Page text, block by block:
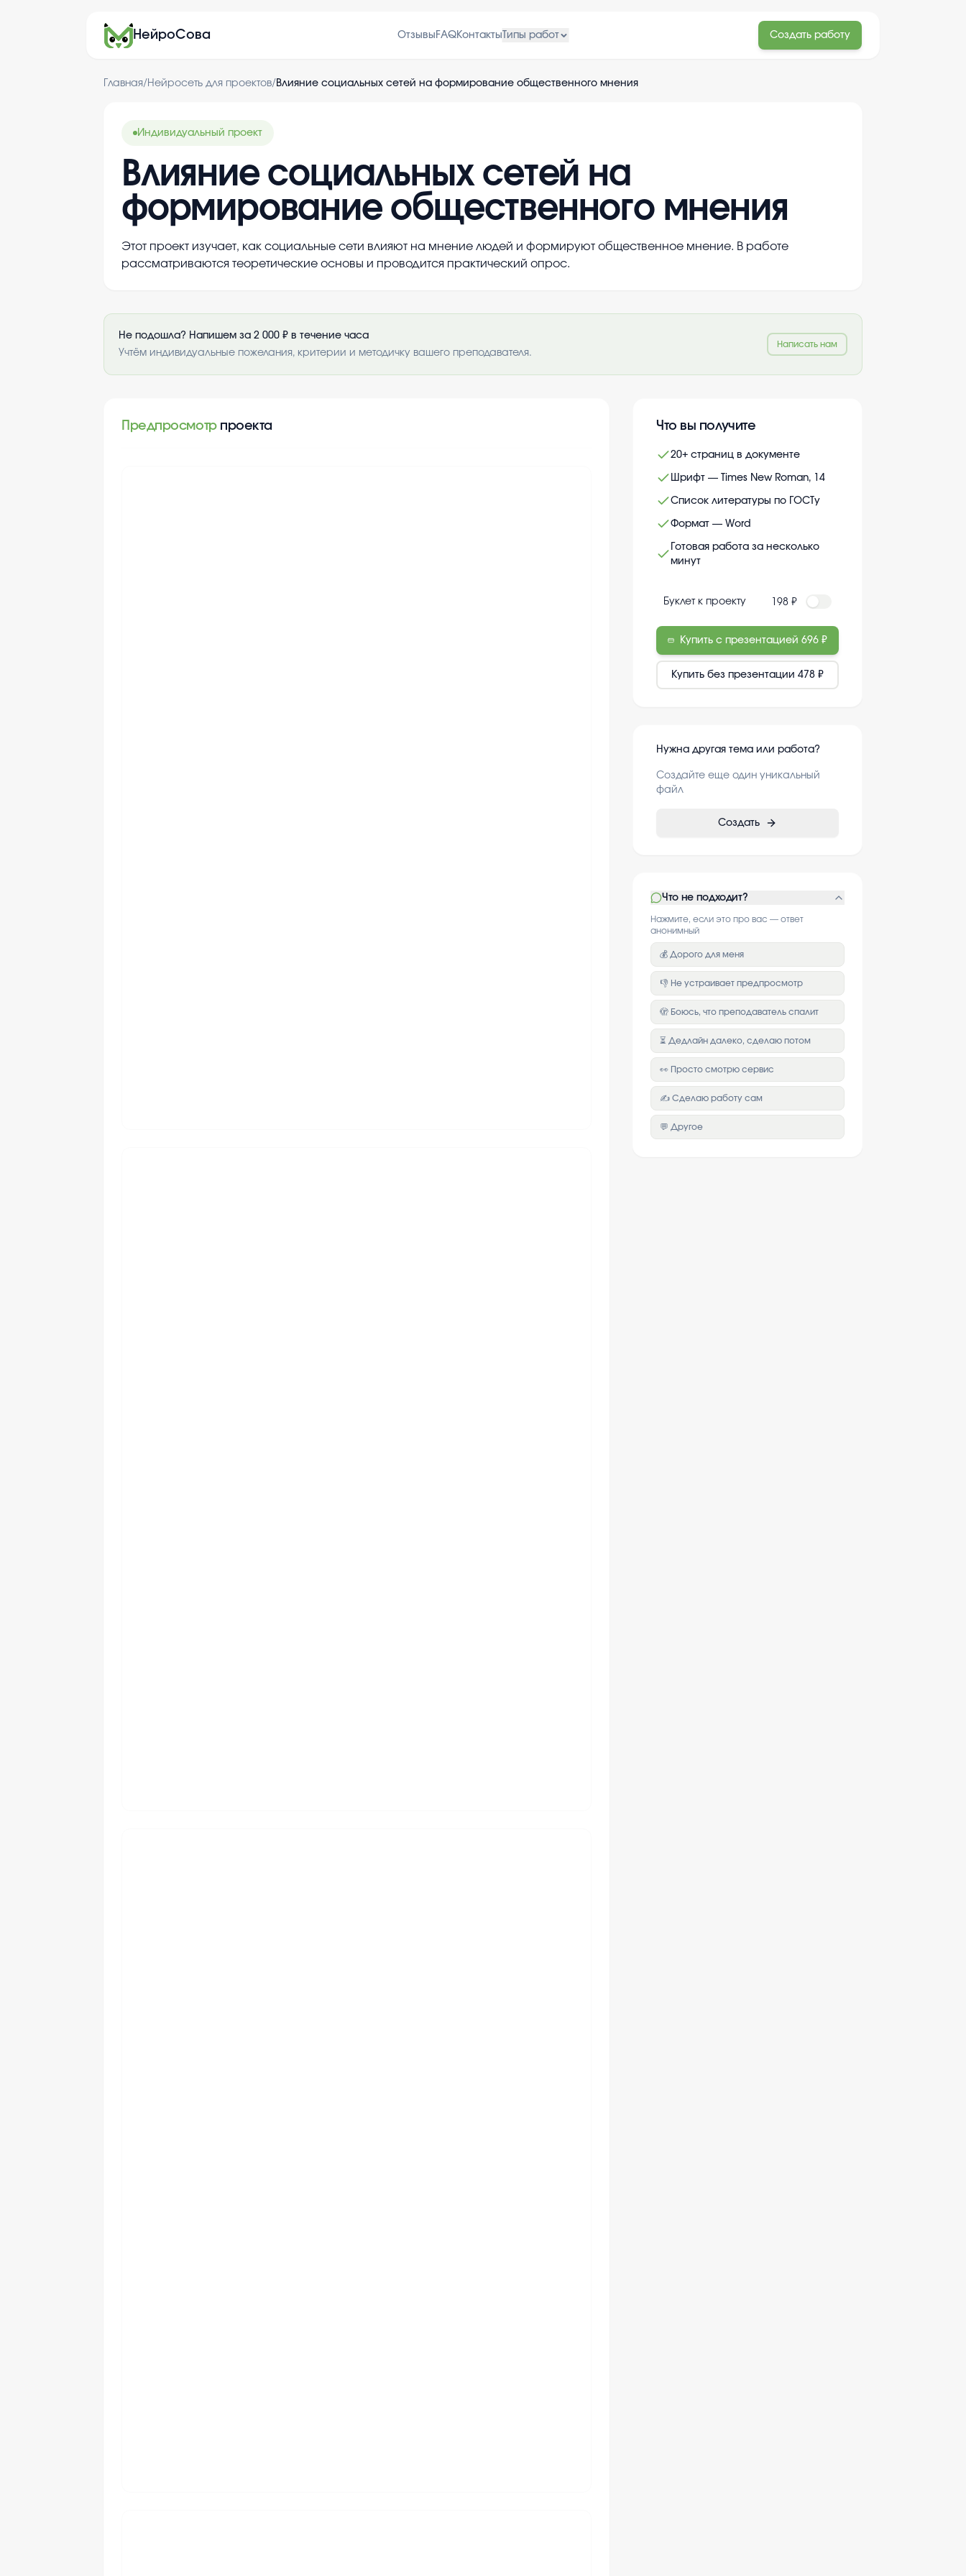
НейроСова Отзывы FAQКонтакты Типы работ Создать работу
Главная/ Нейросеть для проектов/ Влияние социальных сетей на формирование общественного мнения
Индивидуальный проект
Влияние социальных сетей на
формирование общественного мнения
Этот проект изучает, как социальные сети влияют на мнение людей и формируют общественное мнение. В работе
рассматриваются теоретические основы и проводится практический опрос.
Не подошла? Напишем за 2 000 ₽ в течение часа
Учтём индивидуальные пожелания, критерии и методичку вашего преподавателя.
Написать нам
Предпросмотр проекта Что вы получите
20+ страниц в документе
Шрифт — Times New Roman, 14
Список литературы по ГОСТу
Формат — Word
Готовая работа за несколько
минут
Буклет к проекту 198 ₽
Купить с презентацией 696 ₽
Купить без презентации 478 ₽
Нужна другая тема или работа?
Создайте еще один уникальный
файл
Создать
Что не подходит?
Нажмите, если это про вас — ответ
анонимный
💰 Дорого для меня
👎 Не устраивает предпросмотр
🫣 Боюсь, что преподаватель спалит
⏳ Дедлайн далеко, сделаю потом
👀 Просто смотрю сервис
✍️ Сделаю работу сам
💬 Другое